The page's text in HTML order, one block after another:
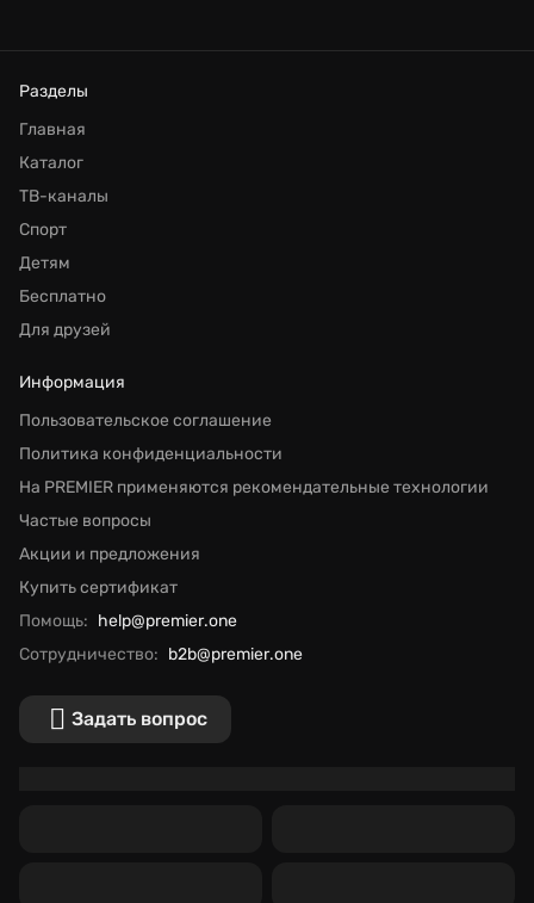
Разделы
Главная
Каталог
ТВ-каналы
Спорт
Детям
Бесплатно
Для друзей
Информация
Пользовательское соглашение
Политика конфиденциальности
На PREMIER применяются рекомендательные технологии
Частые вопросы
Акции и предложения
Купить сертификат
Помощь: help@premier.one
Сотрудничество: b2b@premier.one
Задать вопрос